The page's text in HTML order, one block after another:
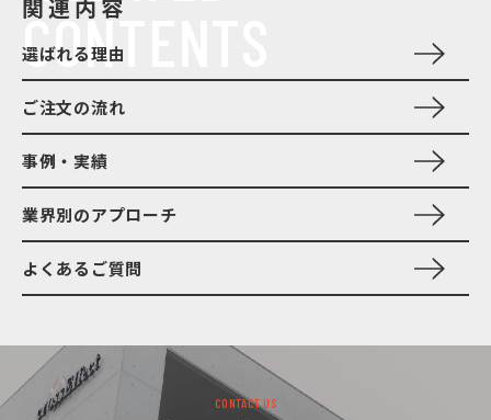
CONTENTS
関連内容
選ばれる理由
ご注文の流れ
事例・実績
業界別のアプローチ
よくあるご質問
CONTACT US